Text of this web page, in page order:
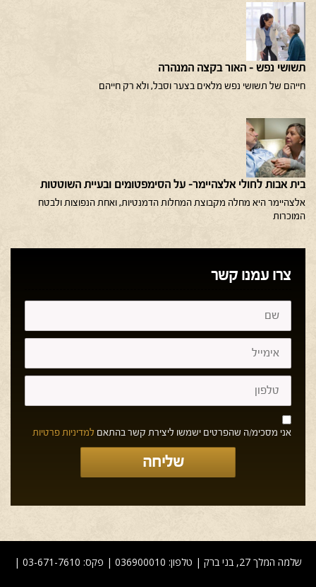
תשושי נפש – האור בקצה המנהרה
חייהם של תשושי נפש מלאים בצער וסבל, ולא רק חייהם
בית אבות לחולי אלצהיימר- על הסימפטומים ובעיית השוטטות
אלצהיימר היא מחלה מקבוצת המחלות הדמנטיות, ואחת הנפוצות ולבטח
המוכרות
צרו עמנו קשר
אני מסכימ/ה שהפרטים ישמשו ליצירת קשר בהתאם למדיניות פרטיות
שליחה
שלמה המלך 27, בני ברק | טלפון: 036900010 | פקס: 03-671-7610 |